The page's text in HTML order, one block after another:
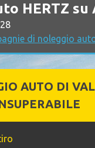
HERTZ
di noleggio
AUTO DI